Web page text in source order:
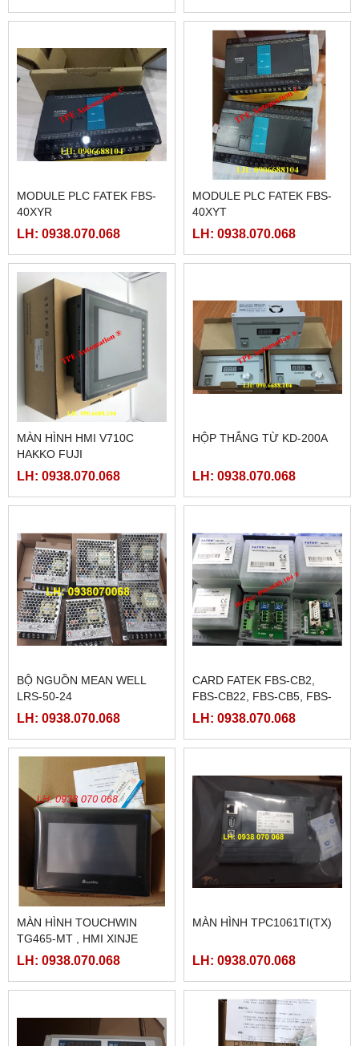
MODULE PLC FATEK FBS-
40XYR
LH: 0938.070.068
MODULE PLC FATEK FBS-
40XYT
LH: 0938.070.068
MÀN HÌNH HMI V710C
HAKKO FUJI
LH: 0938.070.068
HỘP THẮNG TỪ KD-200A
LH: 0938.070.068
BỘ NGUỒN MEAN WELL
LRS-50-24
LH: 0938.070.068
CARD FATEK FBS-CB2,
FBS-CB22, FBS-CB5, FBS-
CB25, FBS-CB55
LH: 0938.070.068
MÀN HÌNH TOUCHWIN
TG465-MT , HMI XINJE
TG465-MT
LH: 0938.070.068
MÀN HÌNH TPC1061TI(TX)
LH: 0938.070.068